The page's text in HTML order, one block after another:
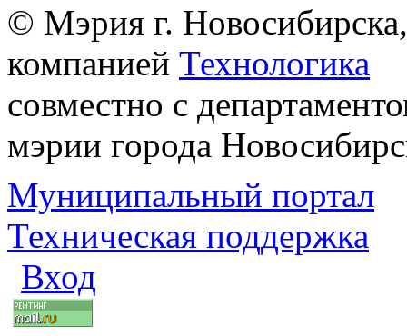
© Мэрия г.
компанией Технологика
совместно с
мэрии города
Муниципальный портал
Техническая поддержка
Вход